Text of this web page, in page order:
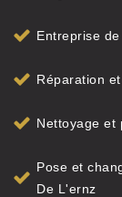
Entreprise
Réparation
Nettoyage et
Pose et
De L'ernz